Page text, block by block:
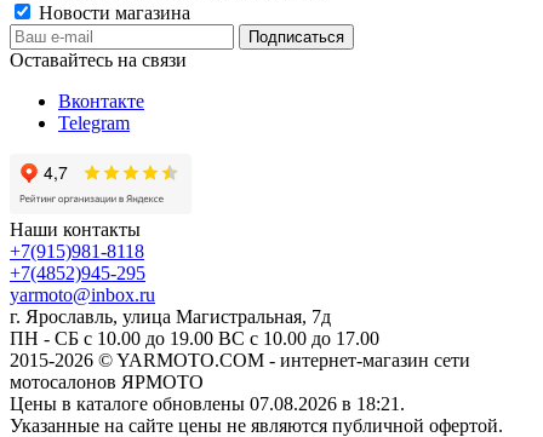
Новости магазина
Оставайтесь на связи
Вконтакте
Telegram
Наши контакты
+7(915)981-8118
+7(4852)945-295
yarmoto@inbox.ru
г. Ярославль, улица Магистральная, 7д
ПН - СБ с 10.00 до 19.00 ВС с 10.00 до 17.00
2015-2026 © YARMOTO.COM - интернет-магазин сети
мотосалонов ЯРМОТО
Цены в каталоге обновлены 07.08.2026 в 18:21.
Указанные на сайте цены не являются публичной офертой.